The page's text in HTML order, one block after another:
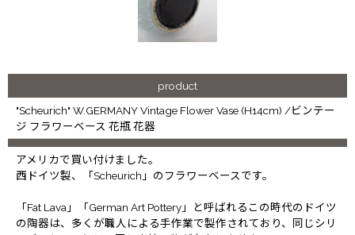
product
"Scheurich" W.GERMANY Vintage Flower Vase (H14cm) /ビンテー
ジ フラワーベース 花瓶 花器
アメリカで買い付けました。
西ドイツ製、「Scheurich」のフラワーベースです。
「Fat Lava」「German Art Pottery」と呼ばれるこの時代のドイツ
の陶器は、多くが職人による手作業で製作されており、同じシリ